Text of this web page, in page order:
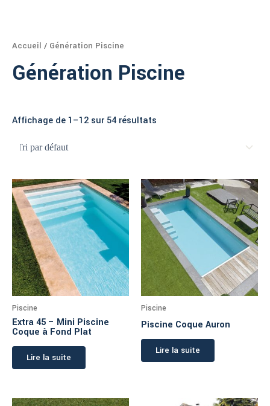
Accueil / Génération Piscine
Génération Piscine
Affichage de 1–12 sur 54 résultats
Piscine
Extra 45 – Mini Piscine
Coque à Fond Plat
Lire la suite
Piscine
Piscine Coque Auron
Lire la suite